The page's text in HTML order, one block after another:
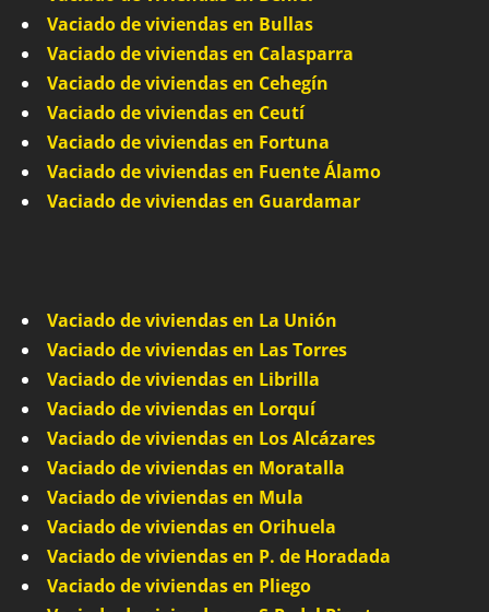
Vaciado de viviendas en Bullas
Vaciado de viviendas en Calasparra
Vaciado de viviendas en Cehegín
Vaciado de viviendas en Ceutí
Vaciado de viviendas en Fortuna
Vaciado de viviendas en Fuente Álamo
Vaciado de viviendas en Guardamar
Vaciado de viviendas en La Unión
Vaciado de viviendas en Las Torres
Vaciado de viviendas en Librilla
Vaciado de viviendas en Lorquí
Vaciado de viviendas en Los Alcázares
Vaciado de viviendas en Moratalla
Vaciado de viviendas en Mula
Vaciado de viviendas en Orihuela
Vaciado de viviendas en P. de Horadada
Vaciado de viviendas en Pliego